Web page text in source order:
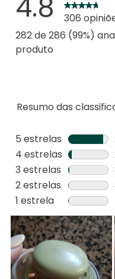
Resumo das
5 estrelas estrelas
4 estrelas estrelas
3 estrelas estrelas
2 estrelas estrelas
1 estrela estrelas
306
282 de 286 (99%)
produto